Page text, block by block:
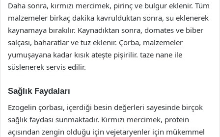
Daha sonra, kırmızı mercimek, pirinç ve bulgur eklenir. Tüm
malzemeler birkaç dakika kavrulduktan sonra, su eklenerek
kaynamaya bırakılır. Kaynadıktan sonra, domates ve biber
salçası, baharatlar ve tuz eklenir. Çorba, malzemeler
yumuşayana kadar kısık ateşte pişirilir. taze nane ile
süslenerek servis edilir.
Sağlık Faydaları
Ezogelin çorbası, içerdiği besin değerleri sayesinde birçok
sağlık faydası sunmaktadır. Kırmızı mercimek, protein
açısından zengin olduğu için vejetaryenler için mükemmel